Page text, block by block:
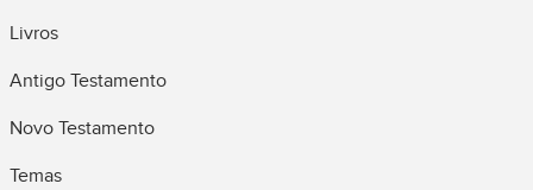
Livros
Antigo Testamento
Novo Testamento
Temas